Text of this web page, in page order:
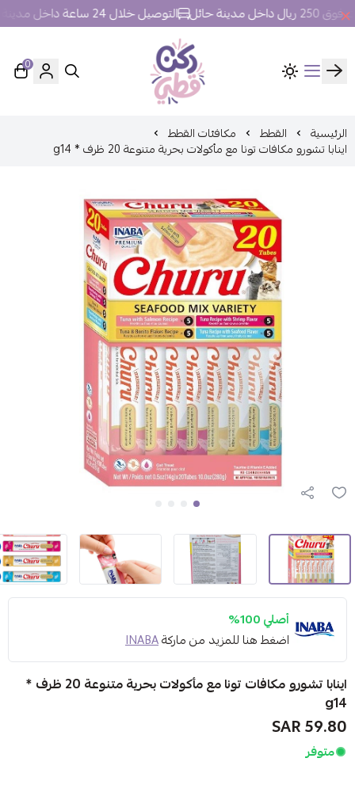
حائل التوصيل خلال 24 ساعة داخل مدينة حائل.
ركن قطي
0
الرئيسية القطط مكافئات القطط
اينابا تشورو مكافات تونا مع مأكولات بحرية متنوعة 20 ظرف * g14
أصلي 100%
اضغط هنا للمزيد من ماركةINABA
اينابا تشورو مكافات تونا مع مأكولات بحرية متنوعة 20 ظرف *
g14
59.80 SAR
متوفر